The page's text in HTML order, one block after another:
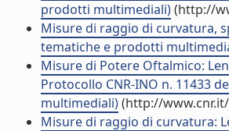
prodotti multimediali)(http://
Misure di raggio di curvatura,
tematiche e prodotti
Misure di Potere Oftalmico:
Protocollo CNR-INO n. 11433
multimediali)(http://
Misure di raggio di curvatura: